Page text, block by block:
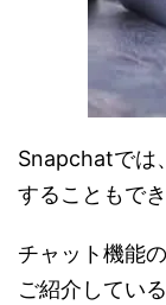
Snapchatでは
することもでき
チャット機能
ご紹介してい